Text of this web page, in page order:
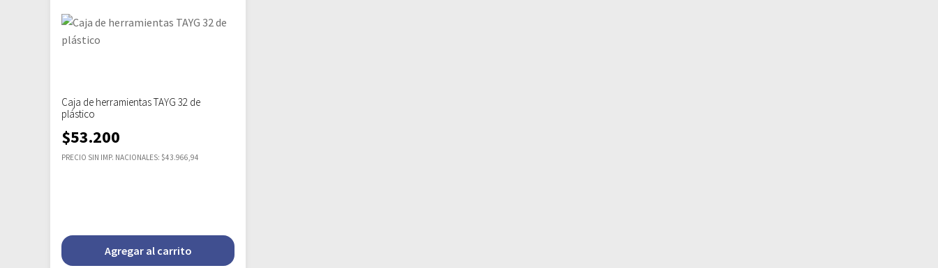
Caja de herramientas TAYG 32 de
plástico
$53.200
PRECIO SIN IMP. NACIONALES: $43.966,94
Agregar al carrito